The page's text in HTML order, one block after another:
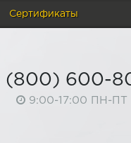
Сертификаты
(800) 600-
9:00-17:00 ПН-ПТ